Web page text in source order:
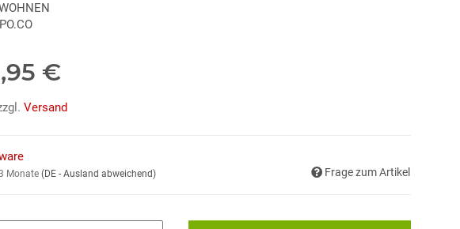
PO.CO
€
Versand
Monate (DE - Ausland abweichend) Frage zum Artikel